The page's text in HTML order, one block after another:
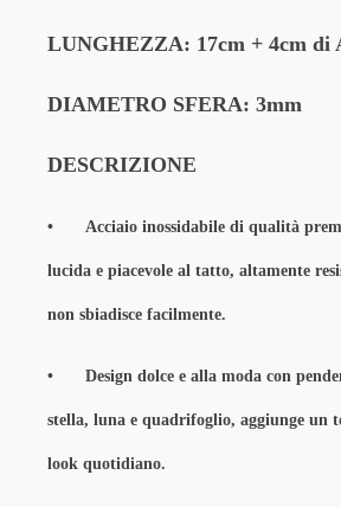
LUNGHEZZA: 17cm + 4cm di
DIAMETRO SFERA: 3mm
DESCRIZIONE
• Acciaio inossidabile di qualità
lucida e piacevole al tatto, altamente
non sbiadisce facilmente.
• Design ​​dolce​​ e alla moda con
stella, luna e quadrifoglio, aggiunge un
look quotidiano.